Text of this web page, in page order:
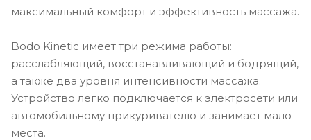
максимальный комфорт и эффективность массажа.
Bodo Kinetic имеет три режима работы:
расслабляющий, восстанавливающий и бодрящий,
а также два уровня интенсивности массажа.
Устройство легко подключается к электросети или
автомобильному прикуривателю и занимает мало
места.